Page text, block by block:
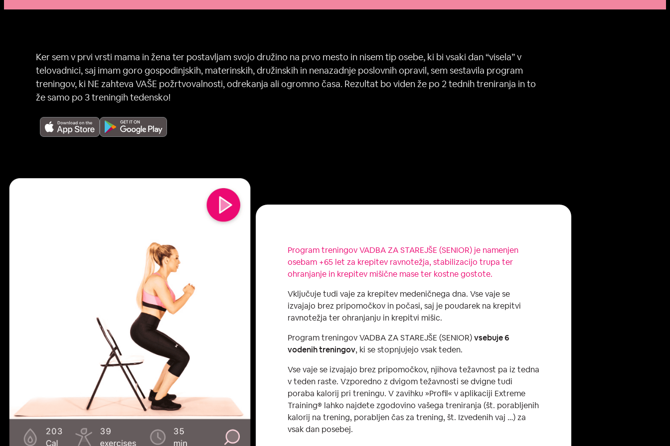
Ker sem v prvi vrsti mama in žena ter postavljam svojo družino na prvo mesto in nisem tip osebe, ki bi vsaki dan “visela” v
telovadnici, saj imam goro gospodinjskih, materinskih, družinskih in nenazadnje poslovnih opravil, sem sestavila program
treningov, ki NE zahteva VAŠE požrtvovalnosti, odrekanja ali ogromno časa. Rezultat bo viden že po 2 tednih treniranja in to
že samo po 3 treningih tedensko!
Program treningov VADBA ZA STAREJŠE (SENIOR) je namenjen
osebam +65 let za krepitev ravnotežja, stabilizacijo trupa ter
ohranjanje in krepitev mišične mase ter kostne gostote.
Vključuje tudi vaje za krepitev medeničnega dna. Vse vaje se
izvajajo brez pripomočkov in počasi, saj je poudarek na krepitvi
ravnotežja ter ohranjanju in krepitvi mišic.
Program treningov VADBA ZA STAREJŠE (SENIOR)vsebuje 6
vodenih treningov, ki se stopnjujejo vsak teden.
Vse vaje se izvajajo brez pripomočkov, njihova težavnost pa iz tedna
v teden raste. Vzporedno z dvigom težavnosti se dvigne tudi
poraba kalorij pri treningu. V zavihku »Profil« v aplikaciji Extreme
Training®️ lahko najdete zgodovino vašega treniranja (št. porabljenih
kalorij na trening, porabljen čas za trening, št. Izvedenih vaj …) za
vsak dan posebej.